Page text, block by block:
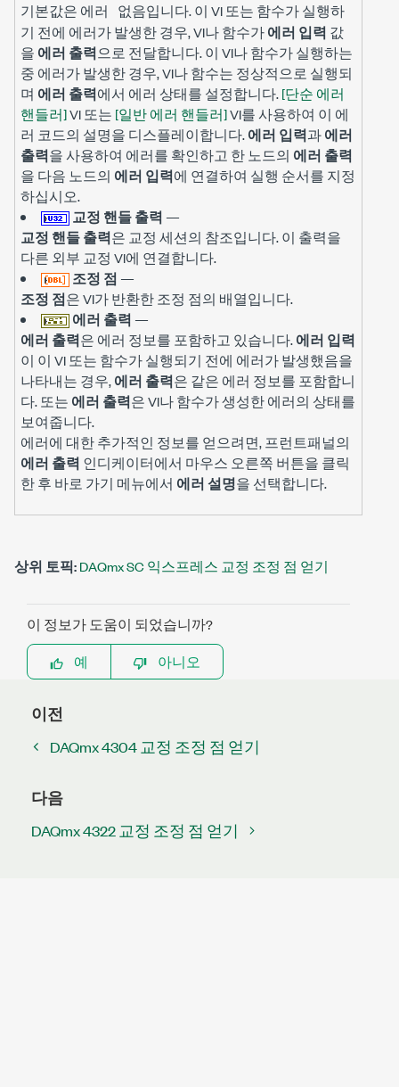
기본값은 에러 없음입니다. 이 VI 또는 함수가 실행하
기 전에 에러가 발생한 경우, VI나 함수가에러 입력 값
을 에러 출력으로 전달합니다. 이 VI나 함수가 실행하는
중 에러가 발생한 경우, VI나 함수는 정상적으로 실행되
며 에러 출력에서 에러 상태를 설정합니다.[단순 에러
핸들러]VI 또는 [일반 에러 핸들러]VI를 사용하여 이 에
러 코드의 설명을 디스플레이합니다.에러 입력과에러
출력을 사용하여 에러를 확인하고 한 노드의 에러 출력
을 다음 노드의 에러 입력에 연결하여 실행 순서를 지정
하십시오.
교정 핸들 출력 —
교정 핸들 출력은 교정 세션의 참조입니다. 이 출력을
다른 외부 교정 VI에 연결합니다.
조정 점 —
조정 점은 VI가 반환한 조정 점의 배열입니다.
에러 출력 —
에러 출력은 에러 정보를 포함하고 있습니다.에러 입력
이 이 VI 또는 함수가 실행되기 전에 에러가 발생했음을
나타내는 경우,에러 출력은 같은 에러 정보를 포함합니
다. 또는 에러 출력은 VI나 함수가 생성한 에러의 상태를
보여줍니다.
에러에 대한 추가적인 정보를 얻으려면, 프런트패널의
에러 출력 인디케이터에서 마우스 오른쪽 버튼을 클릭
한 후 바로 가기 메뉴에서 에러 설명을 선택합니다.
상위 토픽:DAQmx SC 익스프레스 교정 조정 점 얻기
이 정보가 도움이 되었습니까?
예
아니오
이전
DAQmx 4304 교정 조정 점 얻기
다음
DAQmx 4322 교정 조정 점 얻기